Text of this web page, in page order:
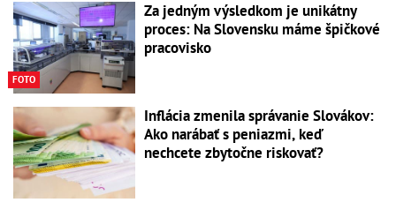
FOTO
Za jedným výsledkom je unikátny
proces: Na Slovensku máme špičkové
pracovisko
Inflácia zmenila správanie Slovákov:
Ako narábať s peniazmi, keď
nechcete zbytočne riskovať?